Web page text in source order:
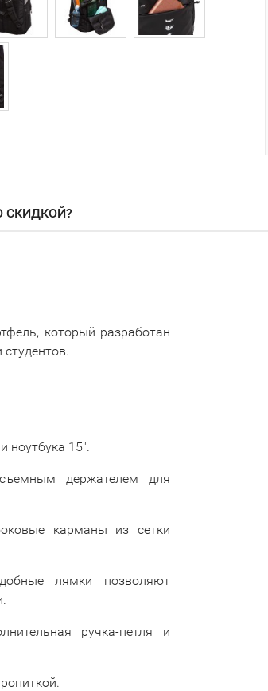
СКИДКОЙ?
который разработан
ноутбука 15".
держателем для
карманы из сетки
лямки позволяют
ручка-петля и